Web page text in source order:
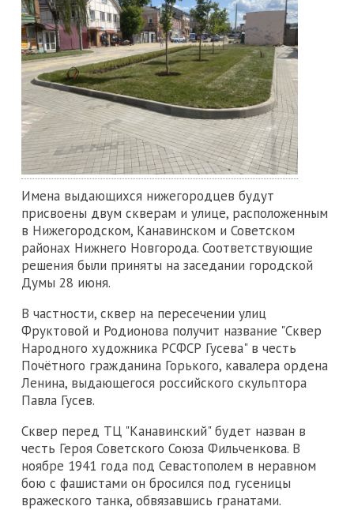
Имена выдающихся нижегородцев будут
присвоены двум скверам и улице, расположенным
в Нижегородском, Канавинском и Советском
районах Нижнего Новгорода. Соответствующие
решения были приняты на заседании городской
Думы 28 июня.
В частности, сквер на пересечении улиц
Фруктовой и Родионова получит название "Сквер
Народного художника РСФСР Гусева" в честь
Почётного гражданина Горького, кавалера ордена
Ленина, выдающегося российского скульптора
Павла Гусев.
Сквер перед ТЦ "Канавинский" будет назван в
честь Героя Советского Союза Фильченкова. В
ноябре 1941 года под Севастополем в неравном
бою с фашистами он бросился под гусеницы
вражеского танка, обвязавшись гранатами.